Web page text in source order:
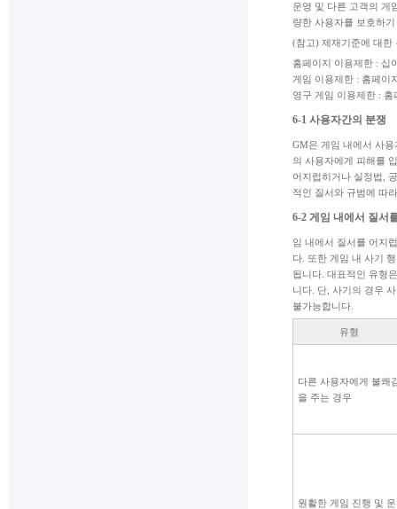
운영 및 다른 고객의 게
량한 사용자를 보호하
(참고) 제재기준에 대한
홈페이지 이용제한 : 십
게임 이용제한 : 홈페이
영구 게임 이용제한 :
6-1 사용자간의 분쟁
GM은 게임 내에서 사
의 사용자에게 피해를
어지럽히거나 실정법,
적인 질서와 규범에 따
6-2 게임 내에서 질서
임 내에서 질서를 어지
다. 또한 게임 내 사기
됩니다. 대표적인 유형
니다. 단, 사기의 경우
불가능합니다.
유형
다른 사용자에게 불쾌
을 주는 경우
원활한 게임 진행 및 운